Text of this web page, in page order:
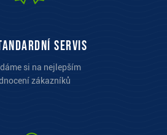
servis
si na nejlepším
zákazníků